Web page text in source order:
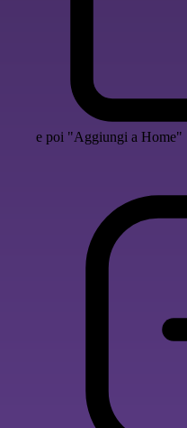
e poi "Aggiungi a Home"